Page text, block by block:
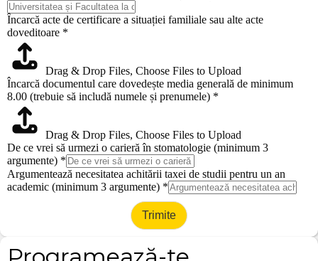
Încarcă acte de certificare a situației familiale sau alte acte
doveditoare *
Drag & Drop Files, Choose Files to Upload
Încarcă documentul care dovedește media generală de minimum
8.00 (trebuie să includă numele și prenumele) *
Drag & Drop Files, Choose Files to Upload
De ce vrei să urmezi o carieră în stomatologie (minimum 3
argumente) *
Argumentează necesitatea achitării taxei de studii pentru un an
academic (minimum 3 argumente) *
Trimite